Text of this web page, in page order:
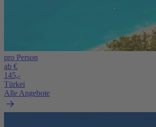
pro Person
ab €
145,-
Türkei
Alle Angebote